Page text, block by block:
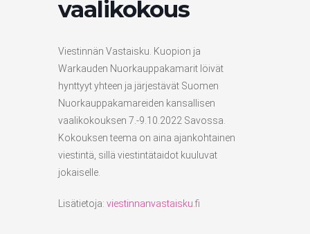
vaalikokous
Viestinnän Vastaisku. Kuopion ja
Warkauden Nuorkauppakamarit löivät
hynttyyt yhteen ja järjestävät Suomen
Nuorkauppakamareiden kansallisen
vaalikokouksen 7.-9.10.2022 Savossa.
Kokouksen teema on aina ajankohtainen
viestintä, sillä viestintätaidot kuuluvat
jokaiselle.
Lisätietoja: viestinnanvastaisku.fi